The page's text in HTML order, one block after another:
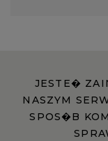
JESTE�
NASZYM
SPOS�B